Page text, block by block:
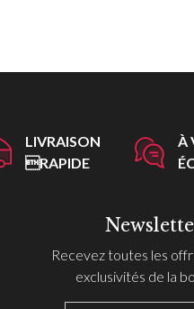
LIVRAISON
RAPIDE
À
Recevez toutes les
exclusivités de la